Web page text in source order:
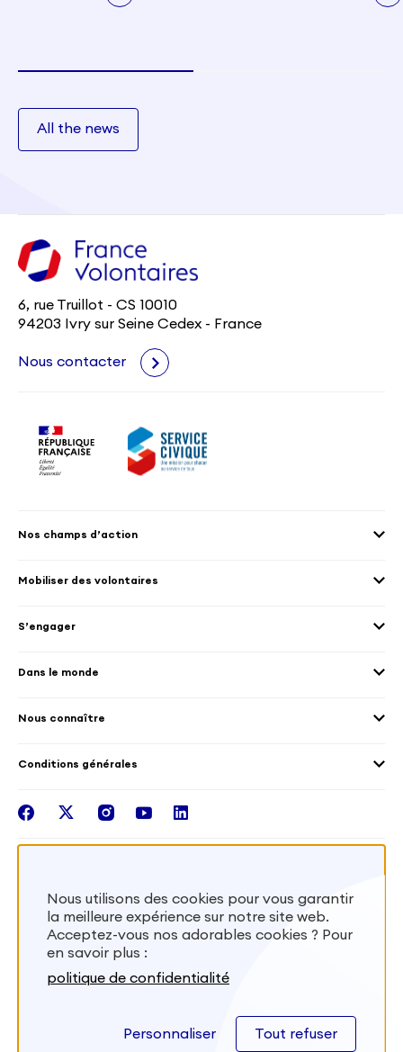
All the news
6, rue Truillot - CS 10010
94203 Ivry sur Seine Cedex - France
Nous contacter
Nos champs d’action
Culture et patrimoine
Mobilités croisées
Santé
Mobiliser des volontaires
Accueillir des volontaires
S’engager
Les différents dispositifs de volontariat
Dans le monde
Nous connaître
Les missions de France Volontaires
Intégrer nos équipes
Conditions générales
facebook
twitterinstagram
youtubelinkedin
S'inscrire
Besoin d’aide? Visitez notre foire aux
Nous utilisons des cookies pour vous garantir
la meilleure expérience sur notre site web.
Acceptez-vous nos adorables cookies ? Pour
en savoir plus :
politique de confidentialité
Personnaliser Tout refuser